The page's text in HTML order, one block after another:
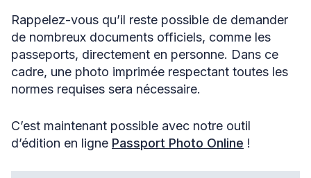
Rappelez-vous qu’il reste possible de demander
de nombreux documents officiels, comme les
passeports, directement en personne. Dans ce
cadre, une photo imprimée respectant toutes les
normes requises sera nécessaire.
C’est maintenant possible avec notre outil
d’édition en ligne Passport Photo Online !